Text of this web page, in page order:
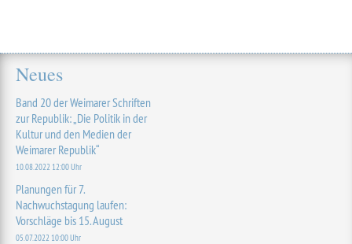
Neues
Band 20 der Weimarer Schriften
zur Republik: „Die Politik in der
Kultur und den Medien der
Weimarer Republik“
10.08.2022 12:00 Uhr
Planungen für 7.
Nachwuchstagung laufen:
Vorschläge bis 15. August
05.07.2022 10:00 Uhr